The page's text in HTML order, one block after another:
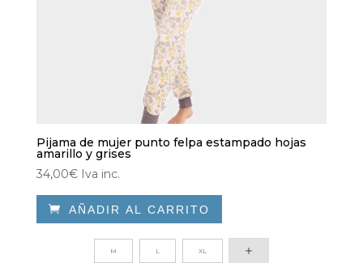
Pijama de mujer punto felpa estampado hojas
amarillo y grises
34,00€ Iva inc.
 AÑADIR AL CARRITO
M L XL